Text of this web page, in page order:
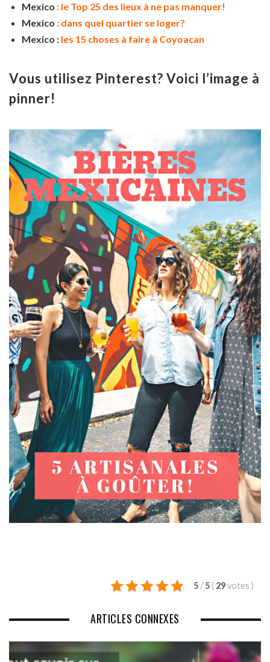
Mexico : le Top 25 des lieux à ne pas manquer!
Mexico : dans quel quartier se loger?
Mexico : les 15 choses à faire à Coyoacan
Vous utilisez Pinterest? Voici l’image à
pinner!
5 / 5 ( 29votes )
ARTICLES CONNEXES